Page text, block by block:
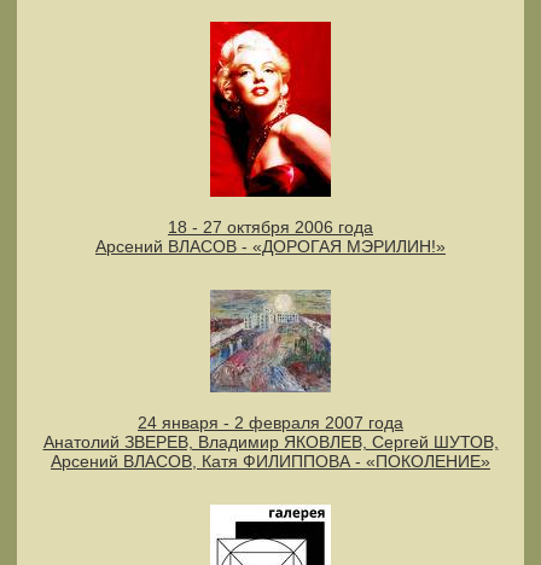
18 - 27 октября 2006 года
Арсений ВЛАСОВ - «ДОРОГАЯ МЭРИЛИН!»
24 января - 2 февраля 2007 года
Анатолий ЗВЕРЕВ, Владимир ЯКОВЛЕВ, Сергей ШУТОВ,
Арсений ВЛАСОВ, Катя ФИЛИППОВА - «ПОКОЛЕНИЕ»